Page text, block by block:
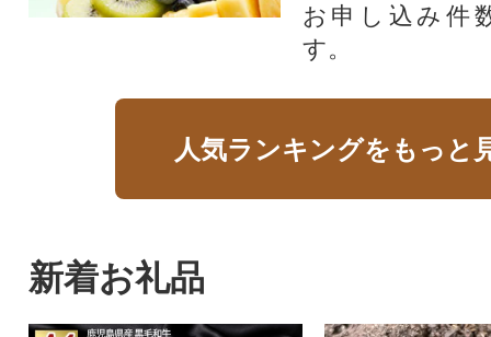
お申し込み件
す。
人気ランキングをもっと
新着お礼品